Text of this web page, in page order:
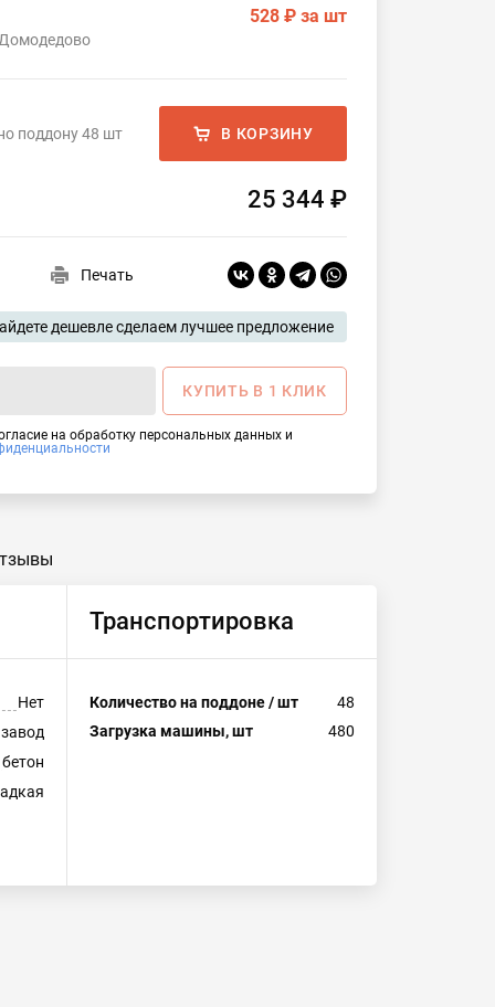
528 ₽ за шт
поддону 48 шт В КОРЗИНУ
25 344 ₽
Печать
дешевле сделаем лучшее предложение
КУПИТЬ В 1 КЛИК
на обработку персональных данных и
Нет
бетон
Транспортировка
Количество на поддоне / шт
48
Загрузка машины, шт
480